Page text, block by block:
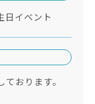
日イベント
おります。